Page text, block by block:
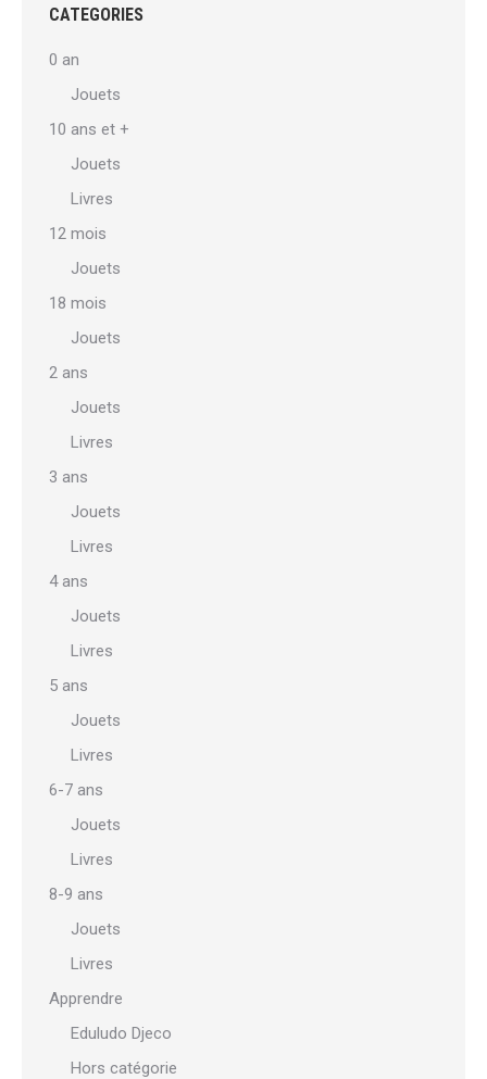
CATEGORIES
0 an
Jouets
10 ans et +
Jouets
Livres
12 mois
Jouets
18 mois
Jouets
2 ans
Jouets
Livres
3 ans
Jouets
Livres
4 ans
Jouets
Livres
5 ans
Jouets
Livres
6-7 ans
Jouets
Livres
8-9 ans
Jouets
Livres
Apprendre
Eduludo Djeco
Hors catégorie